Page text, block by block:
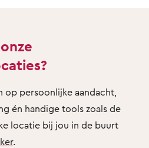
op persoonlijke aandacht,
én handige tools zoals de
locatie bij jou in de buurt
.